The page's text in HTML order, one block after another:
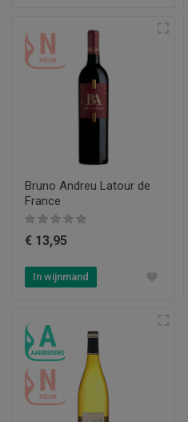
Bruno Andreu Latour de
France
€ 13,95
In wijnmand